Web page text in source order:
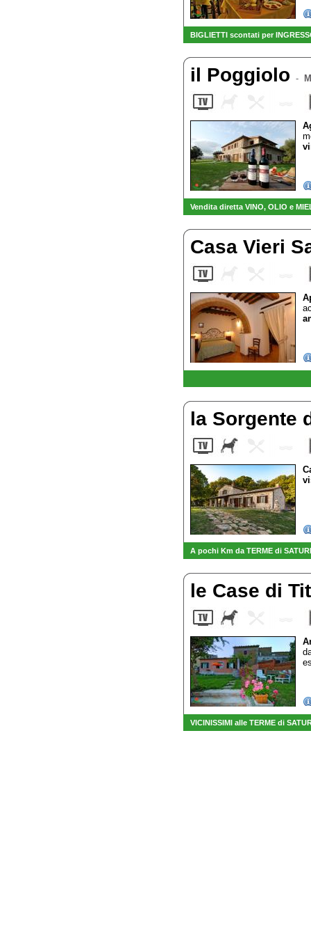
BIGLIETTI scontati per
il Poggiolo -
Vendita diretta VINO, OLIO e
Casa Vieri
la Sorgente
A pochi Km da TERME di
le Case di
VICINISSIMI alle TERME di